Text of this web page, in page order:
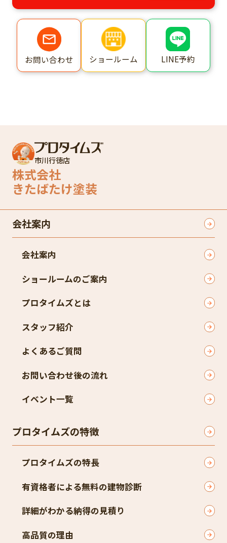
お問い合わせ ショールーム LINE予約
市川行徳店
株式会社
きたばたけ塗装
会社案内
会社案内
ショールームのご案内
プロタイムズとは
スタッフ紹介
よくあるご質問
お問い合わせ後の流れ
イベント一覧
プロタイムズの特徴
プロタイムズの特長
有資格者による無料の建物診断
詳細がわかる納得の見積り
高品質の理由